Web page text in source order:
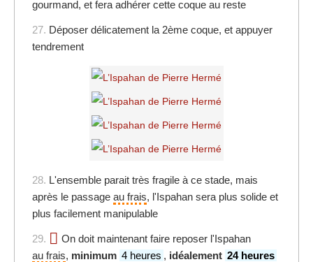
gourmand, et fera adhérer cette coque au reste
27. Déposer délicatement la 2ème coque, et appuyer
tendrement
28. L'ensemble parait très fragile à ce stade, mais
après le passage au frais, l'Ispahan sera plus solide et
plus facilement manipulable
29.
On doit maintenant faire reposer l'Ispahan
au frais, minimum 4 heures , idéalement 24 heures